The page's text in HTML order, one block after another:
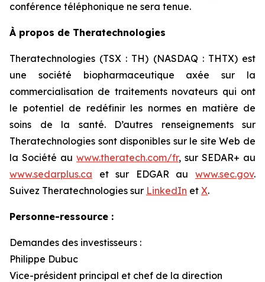
conférence téléphonique ne sera tenue.
À propos de Theratechnologies
Theratechnologies (TSX : TH) (NASDAQ : THTX) est
une société biopharmaceutique axée sur la
commercialisation de traitements novateurs qui ont
le potentiel de redéfinir les normes en matière de
soins de la santé. D’autres renseignements sur
Theratechnologies sont disponibles sur le site Web de
la Société au www.theratech.com/fr, sur SEDAR+ au
www.sedarplus.ca et sur EDGAR au www.sec.gov.
Suivez Theratechnologies sur LinkedIn et X.
Personne-ressource :
Demandes des investisseurs :
Philippe Dubuc
Vice-président principal et chef de la direction